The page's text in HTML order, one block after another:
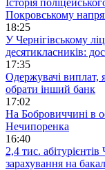
Покровському
18:25
У Чернігівському
десятикласників:
17:35
Одержувачі виплат,
обрати інший банк
17:02
На Бобровиччині в
Нечипоренка
16:40
2,4 тис.
зарахування на